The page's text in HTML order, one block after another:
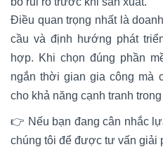
Điều quan trọng nhất là
cầu và định hướng phát
hợp. Khi chọn đúng phần
ngắn thời gian gia công mà
cho khả năng cạnh tranh
👉 Nếu bạn đang cân nhắc
chúng tôi để được tư vấn giải